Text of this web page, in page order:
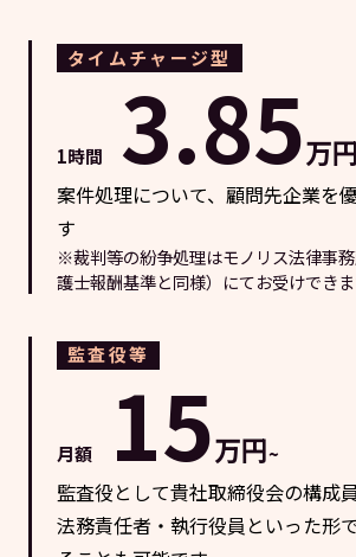
タイムチャージ型
1時間 3.85万円
案件処理について、顧問先企業を
す
※裁判等の紛争処理はモノリス法律事
護士報酬基準と同様）にてお受けできま
監査役等
月額 15万円~
監査役として貴社取締役会の構成
法務責任者・執行役員といった形